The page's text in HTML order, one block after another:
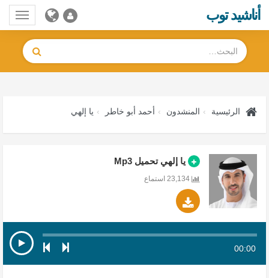
أناشيد توب
الرئيسية المنشدون أحمد أبو خاطر يا إلهي
يا إلهي تحميل Mp3
00:00